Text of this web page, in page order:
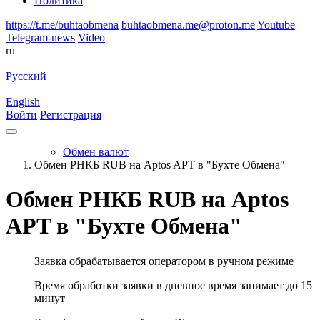
https://t.me/buhtaobmena buhtaobmena.me@proton.meYoutube
Telegram-news Video
ru
Русский
English
Войти Регистрация
Обмен валют
Обмен РНКБ RUB на Aptos APT в "Бухте Обмена"
Обмен РНКБ RUB на Aptos
APT в "Бухте Обмена"
Заявка обрабатывается оператором в ручном режиме
Время обработки заявки в дневное время занимает до 15
минут